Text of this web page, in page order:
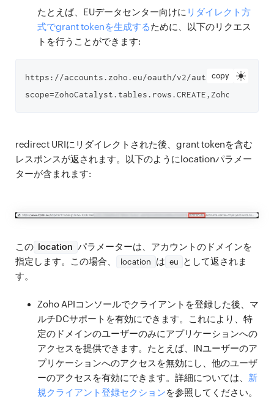
たとえば、EUデータセンター向けに リダイレクト方
式でgrant tokenを生成するために、以下のリクエス
トを行うことができます:
copy
https://accounts.zoho.eu/oauth/v2/auth?
redirect URIにリダイレクトされた後、grant tokenを含む
レスポンスが返されます。以下のようにlocationパラメー
ターが含まれます:
この location パラメーターは、アカウントのドメインを
指定します。この場合、
location は eu
として返されま
す。
Zoho APIコンソールでクライアントを登録した後、マ
ルチDCサポートを有効にできます。これにより、特
定のドメインのユーザーのみにアプリケーションへの
アクセスを提供できます。たとえば、INユーザーのア
プリケーションへのアクセスを無効にし、他のユーザ
ーのアクセスを有効にできます。詳細については、 新
規クライアント登録セクションを参照してください。